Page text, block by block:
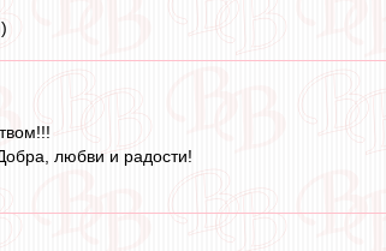
любви и радости!